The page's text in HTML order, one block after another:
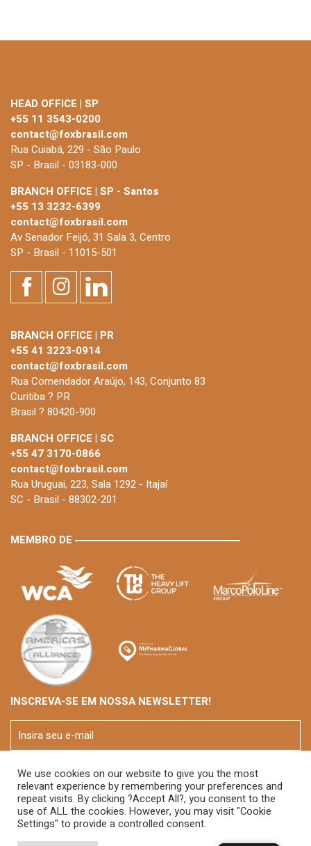
HEAD OFFICE | SP
+55 11 3543-0200
contact@foxbrasil.com
Rua Cuiabá, 229 - São Paulo
SP - Brasil - 03183-000
BRANCH OFFICE | SP - Santos
+55 13 3232-6399
contact@foxbrasil.com
Av Senador Feijó, 31 Sala 3, Centro
SP - Brasil - 11015-501
BRANCH OFFICE | PR
+55 41 3223-0914
contact@foxbrasil.com
Rua Comendador Araújo, 143, Conjunto 83
Curitiba ? PR
Brasil ? 80420-900
BRANCH OFFICE | SC
+55 47 3170-0866
contact@foxbrasil.com
Rua Uruguai, 223, Sala 1292 - Itajaí
SC - Brasil - 88302-201
MEMBRO DE
INSCREVA-SE EM NOSSA NEWSLETTER!
We use cookies on our website to give you the most
relevant experience by remembering your preferences and
repeat visits. By clicking ?Accept All?, you consent to the
use of ALL the cookies. However, you may visit "Cookie
Settings" to provide a controlled consent.